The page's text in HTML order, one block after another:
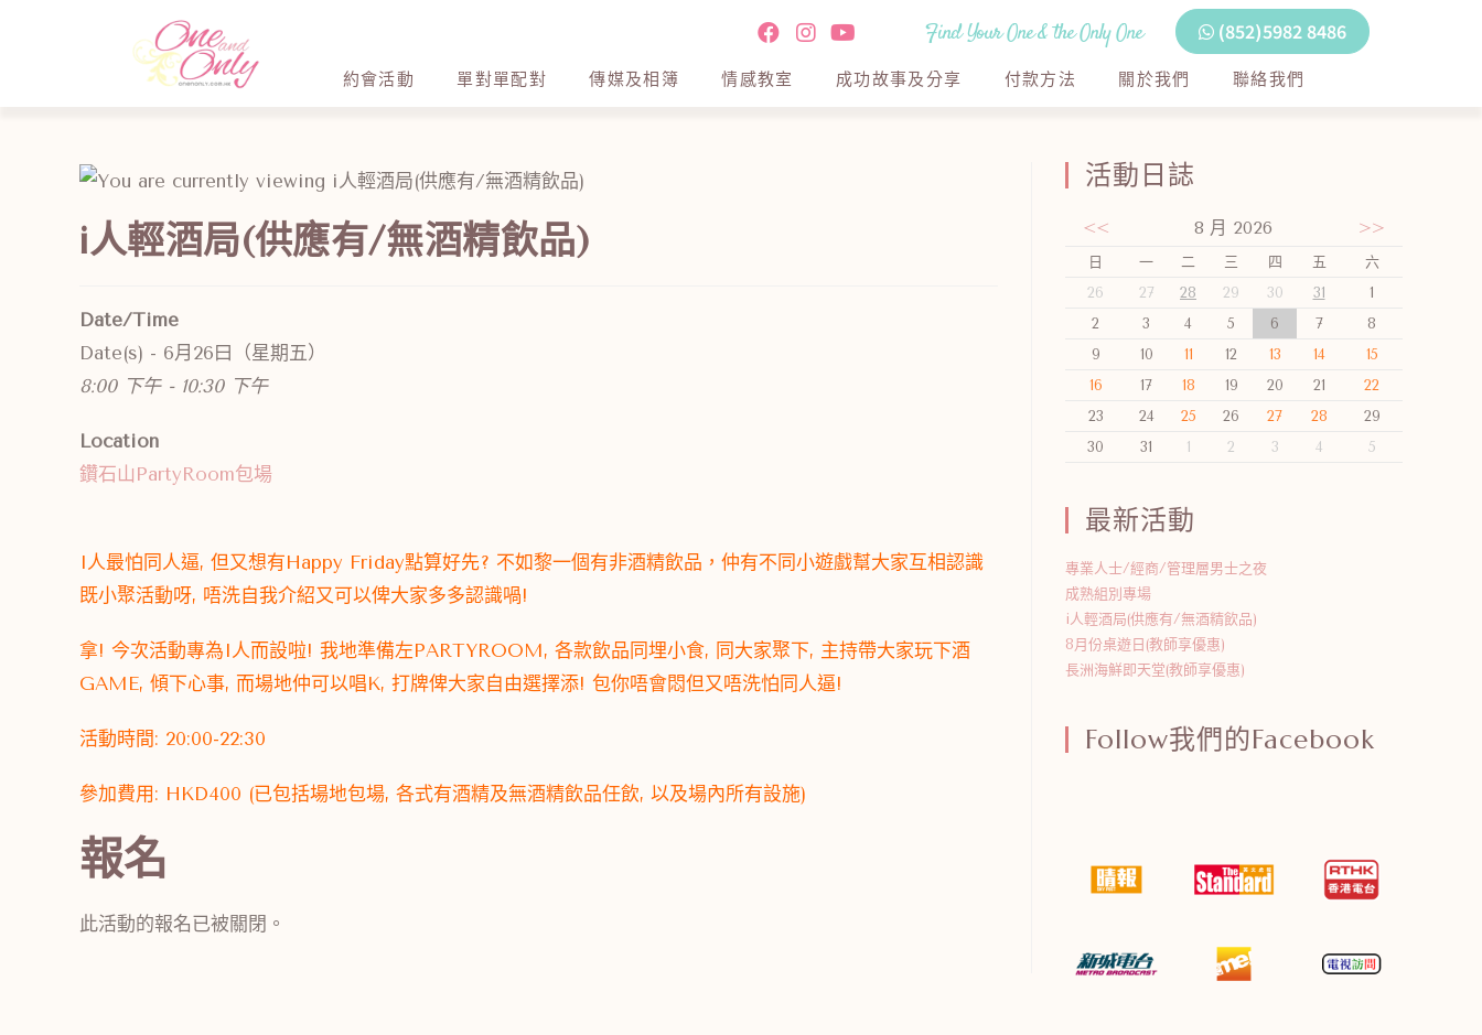
Find Your One & the Only One (852)5982 8486
約會活動 單對單配對 傳媒及相簿 情感教室 成功故事及分享 付款方法 關於我們 聯絡我們
i人輕酒局(供應有/無酒精飲品)
Date/Time
Date(s) - 6月26曰（星期五）
8:00 下午 - 10:30 下午
Location
鑽石山PartyRoom包場
I人最怕同人逼, 但又想有Happy Friday點算好先? 不如黎一個有非酒精飲品，仲有不同小遊戲幫大家互相認識
既小聚活動呀, 唔洗自我介紹又可以俾大家多多認識喎!
拿! 今次活動專為I人而設啦! 我地準備左PARTYROOM, 各款飲品同埋小食, 同大家聚下, 主持帶大家玩下酒
GAME, 傾下心事, 而場地仲可以唱K, 打牌俾大家自由選擇添! 包你唔會悶但又唔洗怕同人逼!
活動時間: 20:00-22:30
參加費用: HKD400 (已包括場地包場, 各式有酒精及無酒精飲品任飲, 以及場內所有設施)
報名
此活動的報名已被關閉。
活動日誌
<< 8 月 2026 >>
日 一 二 三 四 五
六
26
27 28 29 30 31
1
2
3 4 5 6 7
8
9
10 11 12 13 14
15
16
17 18 19 20 21
22
23
24 25 26 27 28
29
30
31 1 2 3 4 5
最新活動
專業人士/經商/管理層男士之夜
成熟組別專場
i人輕酒局(供應有/無酒精飲品)
8月份桌遊日(教師享優惠)
長洲海鮮即天堂(教師享優惠)
Follow我們的Facebook